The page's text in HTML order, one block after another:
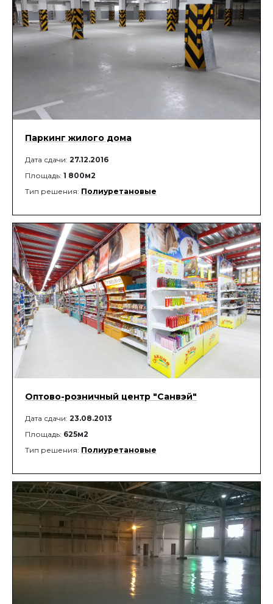
Паркинг жилого дома
Дата сдачи: 27.12.2016
Площадь: 1 800м2
Тип решения: Полиуретановые
Оптово-розничный центр "Санвэй"
Дата сдачи: 23.08.2013
Площадь: 625м2
Тип решения: Полиуретановые